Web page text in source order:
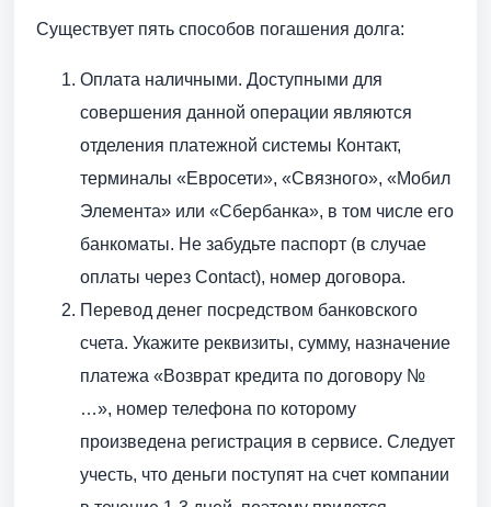
Существует пять способов погашения долга:
Оплата наличными. Доступными для
совершения данной операции являются
отделения платежной системы Контакт,
терминалы «Евросети», «Связного», «Мобил
Элемента» или «Сбербанка», в том числе его
банкоматы. Не забудьте паспорт (в случае
оплаты через Contact), номер договора.
Перевод денег посредством банковского
счета. Укажите реквизиты, сумму, назначение
платежа «Возврат кредита по договору №
…», номер телефона по которому
произведена регистрация в сервисе. Следует
учесть, что деньги поступят на счет компании